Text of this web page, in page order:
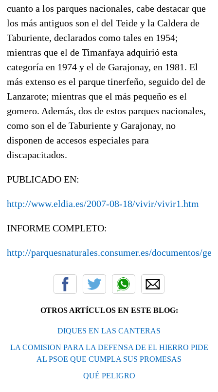
cuanto a los parques nacionales, cabe destacar que
los más antiguos son el del Teide y la Caldera de
Taburiente, declarados como tales en 1954;
mientras que el de Timanfaya adquirió esta
categoría en 1974 y el de Garajonay, en 1981. El
más extenso es el parque tinerfeño, seguido del de
Lanzarote; mientras que el más pequeño es el
gomero. Además, dos de estos parques nacionales,
como son el de Taburiente y Garajonay, no
disponen de accesos especiales para
discapacitados.
PUBLICADO EN:
http://www.eldia.es/2007-08-18/vivir/vivir1.htm
INFORME COMPLETO:
http://parquesnaturales.consumer.es/documentos/
OTROS ARTÍCULOS EN ESTE BLOG:
DIQUES EN LAS CANTERAS
LA COMISION PARA LA DEFENSA DE EL HIERRO PIDE
AL PSOE QUE CUMPLA SUS PROMESAS
QUÉ PELIGRO